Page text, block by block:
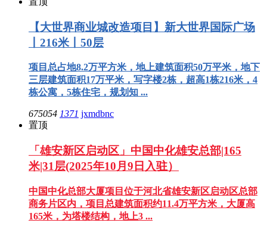
【大世界商业城改造项目】新大世界国际广场
丨216米丨50层
项目总占地8.2万平方米，地上建筑面积50万平米，地下
三层建筑面积17万平米，写字楼2栋，超高1栋216米，4
栋公寓，5栋住宅，规划知 ...
675054 1371 jxmdbnc
置顶
「雄安新区启动区」中国中化雄安总部|165
米|31层(2025年10月9日入驻）
中国中化总部大厦项目位于河北省雄安新区启动区总部
商务片区内，项目总建筑面积约11.4万平方米，大厦高
165米，为塔楼结构，地上3 ...